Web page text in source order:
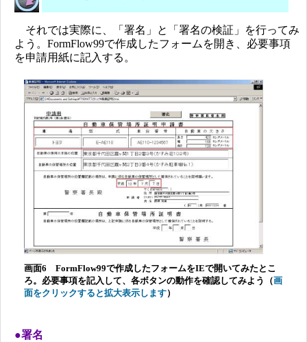
それでは実際に、「署名」と「署名の検証」を行ってみ
よう。FormFlow99で作成したフォームを開き、必要事項
を申請用紙に記入する。
画面6 FormFlow99で作成したフォームをIEで開いてみたとこ
ろ。必要事項を記入して、各ボタンの動作を確認してみよう（画
面をクリックすると拡大表示します）
●署名